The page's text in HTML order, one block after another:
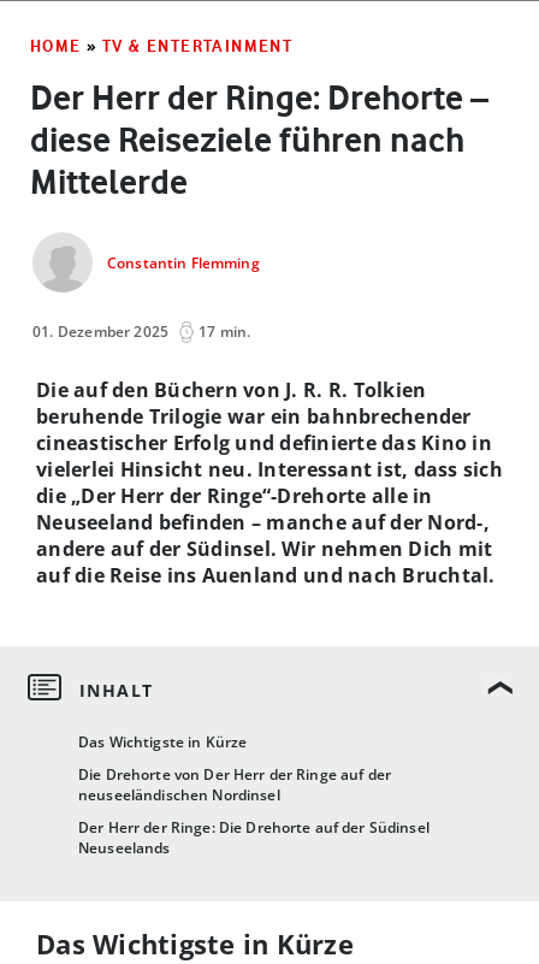
HOME » TV & ENTERTAINMENT
Der Herr der Ringe: Drehorte –
diese Reiseziele führen nach
Mittelerde
Constantin Flemming
01. Dezember 2025 17 min.
Das Wichtigste in Kürze
Die Drehorte von Der Herr der Ringe auf der
neuseeländischen Nordinsel
Der Herr der Ringe: Die Drehorte auf der Südinsel
Neuseelands
Die auf den Büchern von J. R. R. Tolkien
beruhende Trilogie war ein bahnbrechender
cineastischer Erfolg und definierte das Kino in
vielerlei Hinsicht neu. Interessant ist, dass sich
die „Der Herr der Ringe“-Drehorte alle in
Neuseeland befinden – manche auf der Nord-,
andere auf der Südinsel. Wir nehmen Dich mit
auf die Reise ins Auenland und nach Bruchtal.
Das Wichtigste in Kürze